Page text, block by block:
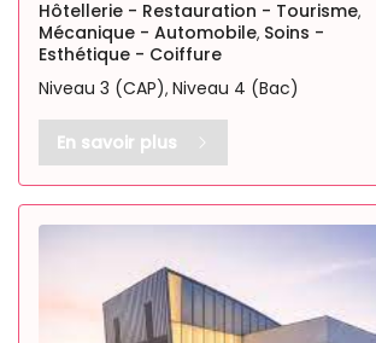
Hôtellerie - Restauration - Tourisme,
Mécanique - Automobile, Soins -
Esthétique - Coiffure
Niveau 3 (CAP), Niveau 4 (Bac)
En savoir plus